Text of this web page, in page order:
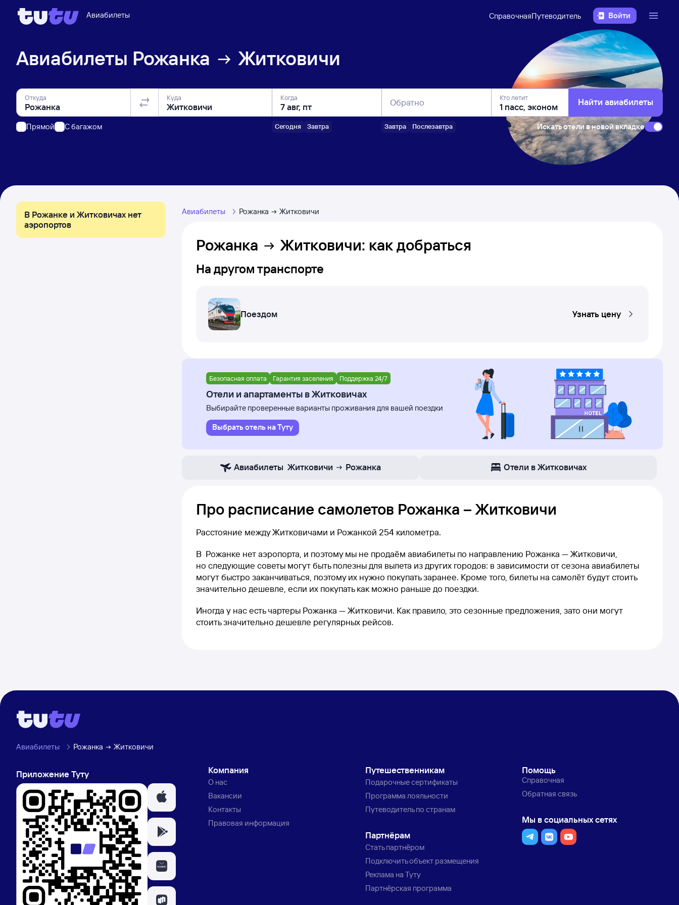
Авиабилеты СправочнаяПутеводитель Войти
Авиабилеты Рожанка Житковичи
Откуда
Прямой C багажом
Куда Когда
Сегодня Завтра
Обратно
Завтра Послезавтра
Кто летит Найти авиабилеты
Искать отели в новой вкладке
В Рожанке и Житковичах нет
аэропортов
Авиабилеты Рожанка Житковичи
Рожанка Житковичи: как добраться
На другом транспорте
Поездом Узнать цену
Безопасная оплата Гарантия заселения Поддержка 24/7
Отели и апартаменты в Житковичах
Выбирайте проверенные варианты проживания для вашей поездки
Выбрать отель на Туту
Авиабилеты Житковичи Рожанка Отели в Житковичах
Про расписание самолетов Рожанка – Житковичи
Расстояние между Житковичами и Рожанкой 254 километра.
В Рожанке нет аэропорта, и поэтому мы не продаём авиабилеты по направлению Рожанка — Житковичи,
но следующие советы могут быть полезны для вылета из других городов: в зависимости от сезона авиабилеты
могут быстро заканчиваться, поэтому их нужно покупать заранее. Кроме того, билеты на самолёт будут стоить
значительно дешевле, если их покупать как можно раньше до поездки.
Иногда у нас есть чартеры Рожанка — Житковичи. Как правило, это сезонные предложения, зато они могут
стоить значительно дешевле регулярных рейсов.
Авиабилеты Рожанка Житковичи
Приложение Туту Компания
О нас
Вакансии
Контакты
Правовая информация
Путешественникам
Подарочные сертификаты
Программа лояльности
Путеводитель по странам
Партнёрам
Стать партнёром
Подключить объект размещения
Реклама на Туту
Партнёрская программа
Помощь
Справочная
Обратная связь
Мы в социальных сетях